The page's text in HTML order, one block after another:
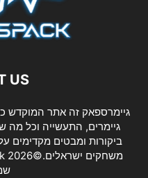
US
גיימרספאק זה אתר המוקדש
גיימרים, התעשייה וכל
ביקורות ומבטים מקדימים